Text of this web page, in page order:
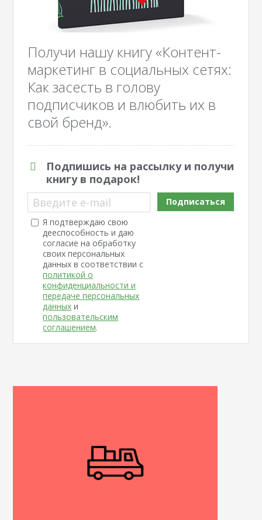
Получи нашу книгу «Контент-
маркетинг в социальных сетях:
Как засесть в голову
подписчиков и влюбить их в
свой бренд».
Подпишись на рассылку и получи
книгу в подарок!
Введите e-mail
Я подтверждаю свою
дееспособность и даю
согласие на обработку
своих персональных
данных в соответствии с
политикой о
конфиденциальности и
передаче персональных
данных и
пользовательским
соглашением.
Подписаться